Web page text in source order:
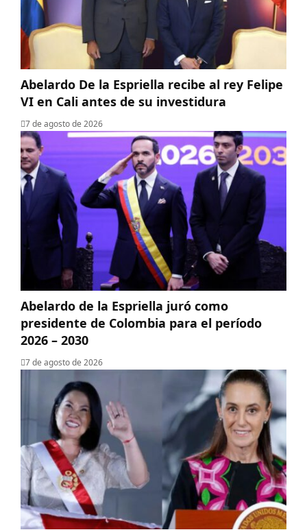
Abelardo De la Espriella recibe al rey Felipe
VI en Cali antes de su investidura
7 de agosto de 2026
Abelardo de la Espriella juró como
presidente de Colombia para el período
2026 – 2030
7 de agosto de 2026